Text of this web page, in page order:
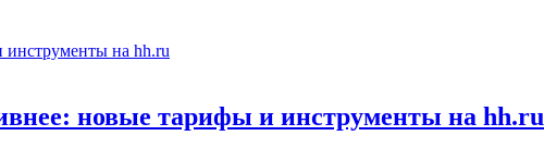
новые тарифы и инструменты на hh.ru